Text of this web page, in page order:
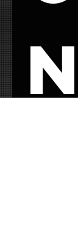
impiegano
Quest
offrire
dettagli.